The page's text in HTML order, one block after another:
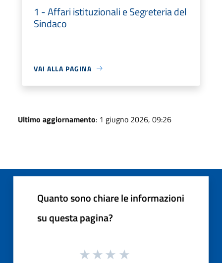
1 - Affari istituzionali e Segreteria del
Sindaco
VAI ALLA PAGINA
Ultimo aggiornamento: 1 giugno 2026, 09:26
Quanto sono chiare le informazioni
su questa pagina?